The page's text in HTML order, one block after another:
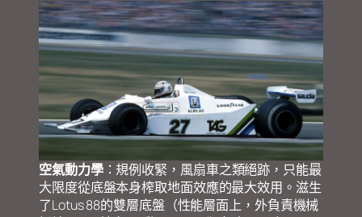
空氣動力學：規例收緊，風扇車之類絕跡，只能最
大限度從底盤本身榨取地面效應的最大效用。滋生
了Lotus 88的雙層底盤（性能層面上，外負責機械